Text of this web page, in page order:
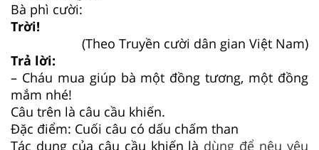
Bà phì cười:
Trời!
(Theo Truyền cười dân gian Việt Nam)
Trả lời:
– Cháu mua giúp bà một đồng tương, một đồng
mắm nhé!
Câu trên là câu cầu khiến.
Đặc điểm: Cuối câu có dấu chấm than
Tác dụng của câu cầu khiến là dùng để nêu yêu